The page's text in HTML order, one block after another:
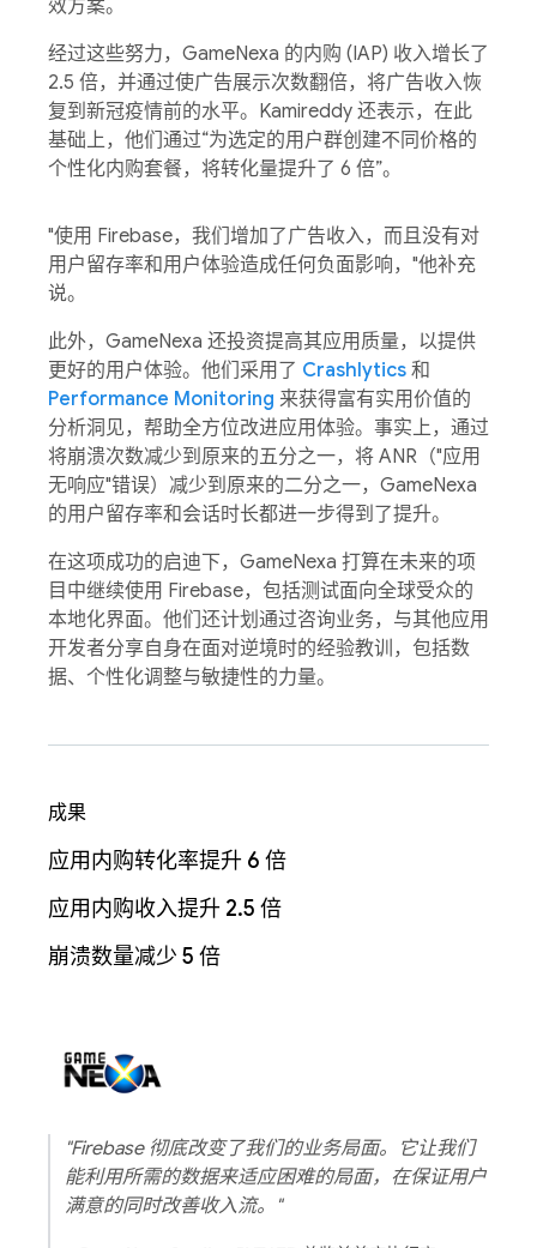
效方案。
经过这些努力，GameNexa 的内购 (IAP) 收入增长了
2.5 倍，并通过使广告展示次数翻倍，将广告收入恢
复到新冠疫情前的水平。Kamireddy 还表示，在此
基础上，他们通过“为选定的用户群创建不同价格的
个性化内购套餐，将转化量提升了 6 倍”。
"使用 Firebase，我们增加了广告收入，而且没有对
用户留存率和用户体验造成任何负面影响，"他补充
说。
此外，GameNexa 还投资提高其应用质量，以提供
更好的用户体验。他们采用了 Crashlytics 和
Performance Monitoring 来获得富有实用价值的
分析洞见，帮助全方位改进应用体验。事实上，通过
将崩溃次数减少到原来的五分之一，将 ANR（"应用
无响应"错误）减少到原来的二分之一，GameNexa
的用户留存率和会话时长都进一步得到了提升。
在这项成功的启迪下，GameNexa 打算在未来的项
目中继续使用 Firebase，包括测试面向全球受众的
本地化界面。他们还计划通过咨询业务，与其他应用
开发者分享自身在面对逆境时的经验教训，包括数
据、个性化调整与敏捷性的力量。
成果
应用内购转化率提升 6 倍
应用内购收入提升 2.5 倍
崩溃数量减少 5 倍
"Firebase 彻底改变了我们的业务局面。它让我们
能利用所需的数据来适应困难的局面，在保证用户
满意的同时改善收入流。"